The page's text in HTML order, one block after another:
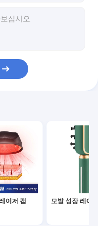
이저 캡 모발 성장 레이